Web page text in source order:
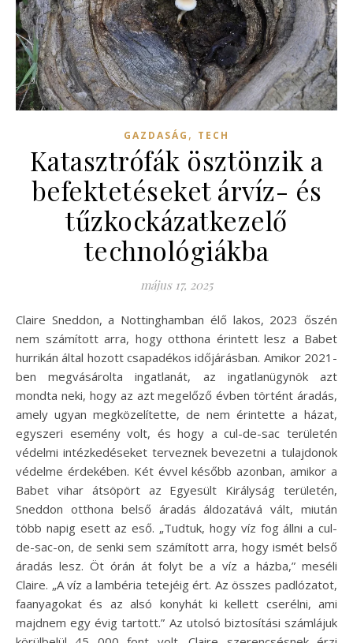
GAZDASÁG , TECH
Katasztrófák ösztönzik a
befektetéseket árvíz- és
tűzkockázatkezelő
technológiákba
május 17, 2025
Claire Sneddon, a Nottinghamban élő lakos, 2023 őszén
nem számított arra, hogy otthona érintett lesz a Babet
hurrikán által hozott csapadékos időjárásban. Amikor 2021-
ben megvásárolta ingatlanát, az ingatlanügynök azt
mondta neki, hogy az azt megelőző évben történt áradás,
amely ugyan megközelítette, de nem érintette a házat,
egyszeri esemény volt, és hogy a cul-de-sac területén
védelmi intézkedéseket terveznek bevezetni a tulajdonok
védelme érdekében. Két évvel később azonban, amikor a
Babet vihar átsöpört az Egyesült Királyság területén,
Sneddon otthona belső áradás áldozatává vált, miután
több napig esett az eső. „Tudtuk, hogy víz fog állni a cul-
de-sac-on, de senki sem számított arra, hogy ismét belső
áradás lesz. Öt órán át folyt be a víz a házba,” meséli
Claire. „A víz a lambéria tetejéig ért. Az összes padlózatot,
faanyagokat és az alsó konyhát ki kellett cserélni, ami
majdnem egy évig tartott.” Az utolsó biztosítási számlájuk